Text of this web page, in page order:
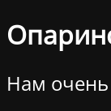
Нам очень